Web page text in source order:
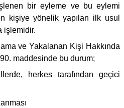
bir eyleme ve bu eylemi
kişiye yönelik yapılan ilk usul
işlemidir.
ve Yakalanan Kişi Hakkında
90. maddesinde bu durum;
herkes tarafından geçici